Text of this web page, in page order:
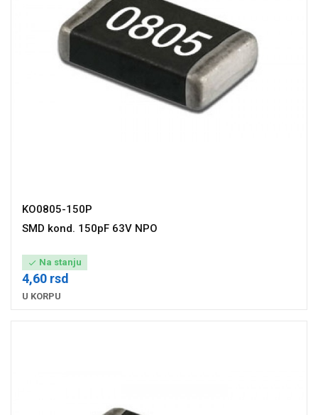
KO0805-150P
SMD kond. 150pF 63V NPO
 Na stanju
4,60 rsd
U KORPU